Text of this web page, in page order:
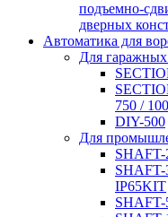
подъемно-
дверных
Автоматика для
Для
750 /
DIY-500
Для
SHAFT-
IP65KIT
SHAFT-